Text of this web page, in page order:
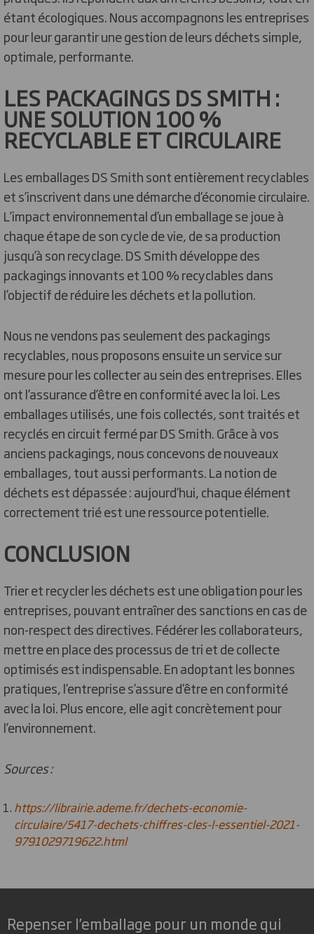
étant écologiques. Nous accompagnons les entreprises
pour leur garantir une gestion de leurs déchets simple,
optimale, performante.
LES PACKAGINGS DS SMITH :
UNE SOLUTION 100 %
RECYCLABLE ET CIRCULAIRE
Les emballages DS Smith sont entièrement recyclables
et s’inscrivent dans une démarche d’économie circulaire.
L’impact environnemental d’un emballage se joue à
chaque étape de son cycle de vie, de sa production
jusqu’à son recyclage. DS Smith développe des
packagings innovants et 100 % recyclables dans
l’objectif de réduire les déchets et la pollution.
Nous ne vendons pas seulement des packagings
recyclables, nous proposons ensuite un service sur
mesure pour les collecter au sein des entreprises. Elles
ont l’assurance d’être en conformité avec la loi. Les
emballages utilisés, une fois collectés, sont traités et
recyclés en circuit fermé par DS Smith. Grâce à vos
anciens packagings, nous concevons de nouveaux
emballages, tout aussi performants. La notion de
déchets est dépassée : aujourd’hui, chaque élément
correctement trié est une ressource potentielle.
CONCLUSION
Trier et recycler les déchets est une obligation pour les
entreprises, pouvant entraîner des sanctions en cas de
non-respect des directives. Fédérer les collaborateurs,
mettre en place des processus de tri et de collecte
optimisés est indispensable. En adoptant les bonnes
pratiques, l’entreprise s’assure d’être en conformité
avec la loi. Plus encore, elle agit concrètement pour
l’environnement.
Sources :
https://librairie.ademe.fr/dechets-economie-
circulaire/5417-dechets-chiffres-cles-l-essentiel-2021-
9791029719622.html
Repenser l’emballage pour un monde qui